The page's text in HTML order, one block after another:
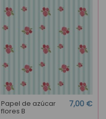
Papel de azúcar
flores B
7,00 €